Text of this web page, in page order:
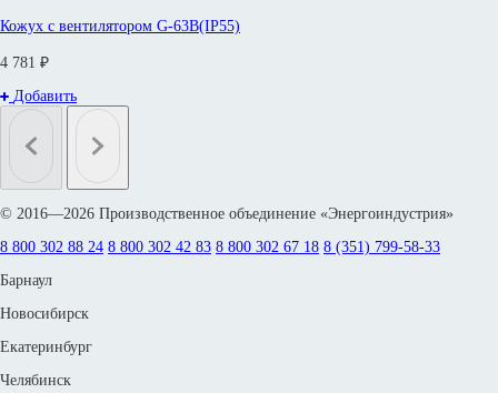
Кожух с вентилятором G-63B(IP55)
4 781 ₽
Добавить
© 2016—2026 Производственное объединение «Энергоиндустрия»
8 800 302 88 24 8 800 302 42 83 8 800 302 67 18 8 (351) 799-58-33
Барнаул
Новосибирск
Екатеринбург
Челябинск